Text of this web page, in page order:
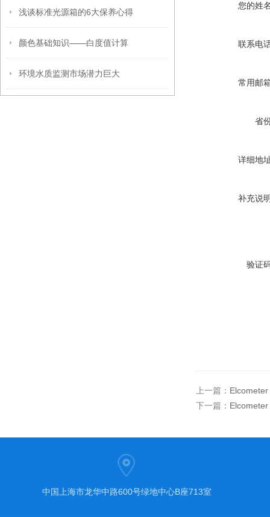
浅谈标准光源箱的6大保养心得
颜色基础知识——白度值计算
环境水质监测市场潜力巨大
您的姓
联系电
常用邮
省
详细地
补充说
验证
上一篇：
下一篇：
中国上海市龙华中路600号绿地中心B座713室